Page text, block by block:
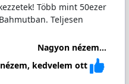
Több mint 50ezer
Teljesen
Nagyon nézem...
kedvelem ott